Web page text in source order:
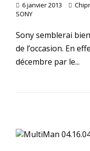
6 janvier 2013
SONY
Sony semblerai
de l’occasion. En
décembre par le...